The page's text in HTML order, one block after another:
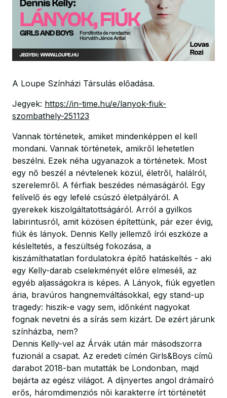
A Loupe Színházi Társulás előadása.
Jegyek: https://in-time.hu/e/lanyok-fiuk-
szombathely-251123
Vannak történetek, amiket mindenképpen el kell
mondani. Vannak történetek, amikről lehetetlen
beszélni. Ezek néha ugyanazok a történetek. Most
egy nő beszél a névtelenek közül, életről, halálról,
szerelemről. A férfiak beszédes némaságáról. Egy
felívelő és egy lefelé csúszó életpályáról. A
gyerekek kiszolgáltatottságáról. Arról a gyilkos
labirintusról, amit közösen építettünk, pár ezer évig,
fiúk és lányok. Dennis Kelly jellemző írói eszköze a
késleltetés, a feszültség fokozása, a
kiszámíthatatlan fordulatokra építő hatáskeltés - aki
egy Kelly-darab cselekményét előre elmeséli, az
egyéb aljasságokra is képes. A Lányok, fiúk egyetlen
ária, bravúros hangnemváltásokkal, egy stand-up
tragedy: hiszik-e vagy sem, időnként nagyokat
fognak nevetni és a sírás sem kizárt. De ezért járunk
színházba, nem?
Dennis Kelly-vel az Árvák után már másodszorra
fuzionál a csapat. Az eredeti címén Girls&Boys című
darabot 2018-ban mutatták be Londonban, majd
bejárta az egész világot. A díjnyertes angol drámaíró
erős, háromdimenziós női karakterre írt történetét